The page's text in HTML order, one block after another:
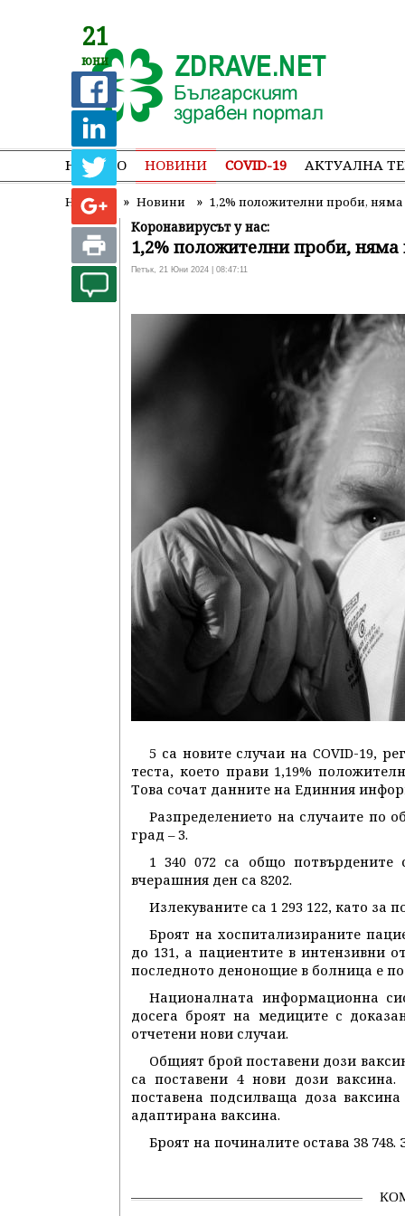
НАЧАЛО НОВИНИ COVID-19 АКТУАЛНА
Начало » Новини » 1,2% положителни проби,
21
юни
Коронавирусът у нас:
1,2% положителни проби,
Петък, 21 Юни 2024 | 08:47:11
5 са новите случаи на COVID-19,
теста, което прави 1,19%
Това сочат данните на Единния
Разпределението на случаите по
град – 3.
1 340 072 са общо потвърдените
вчерашния ден са 8202.
Излекуваните са 1 293 122, като за
Броят на хоспитализираните
до 131, а пациентите в интензивни
последното денонощие в болница е
Националната информационна
досега броят на медиците с
отчетени нови случаи.
Общият брой поставени дози
са поставени 4 нови дози
поставена подсилваща доза
адаптирана ваксина.
Броят на починалите остава 38